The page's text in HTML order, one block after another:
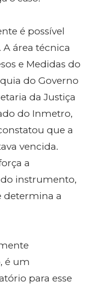
é possível
área técnica
e Medidas do
do Governo
da Justiça
do Inmetro,
que a
vencida.
a
instrumento,
determina a
é um
para esse